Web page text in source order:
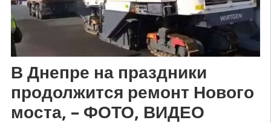
В Днепре на праздники
продолжится ремонт Нового
моста, – ФОТО, ВИДЕО